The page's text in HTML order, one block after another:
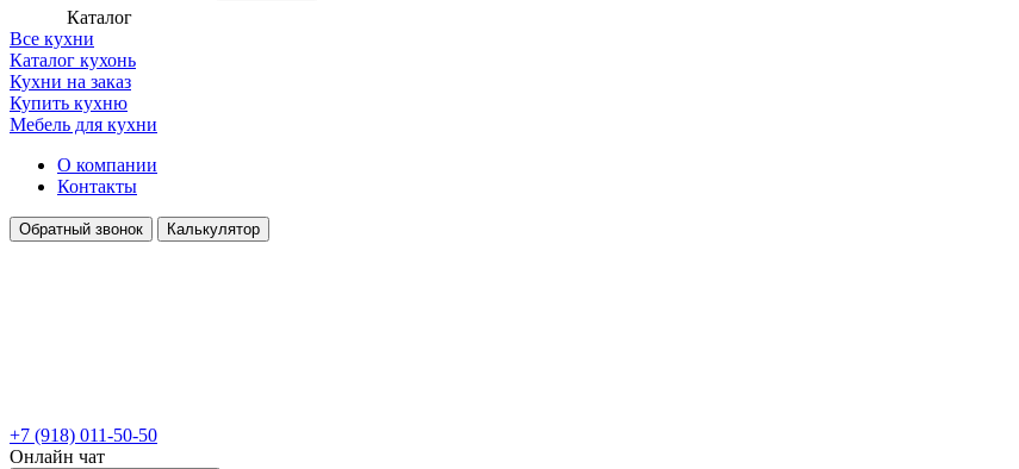
Каталог
Все кухни
Каталог кухонь
Кухни на заказ
Купить кухню
Мебель для кухни
О компании
Контакты
Обратный звонок Калькулятор
+7 (918) 011-50-50
Онлайн чат